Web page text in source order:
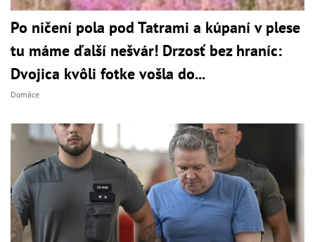
Po ničení pola pod Tatrami a kúpaní v plese
tu máme ďalší nešvár! Drzosť bez hraníc:
Dvojica kvôli fotke vošla do...
Domáce